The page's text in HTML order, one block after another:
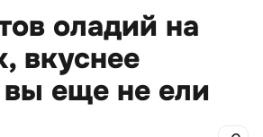
оладий на
вкуснее
еще не ели